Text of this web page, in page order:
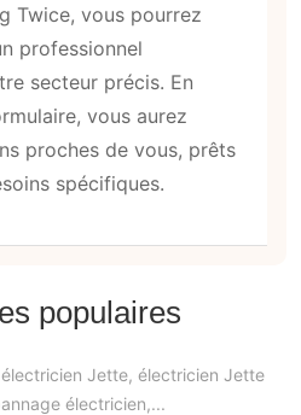
Twice, vous pourrez
professionnel
secteur précis. En
vous aurez
proches de vous, prêts
spécifiques.
populaires
Jette, électricien Jette
électricien,...